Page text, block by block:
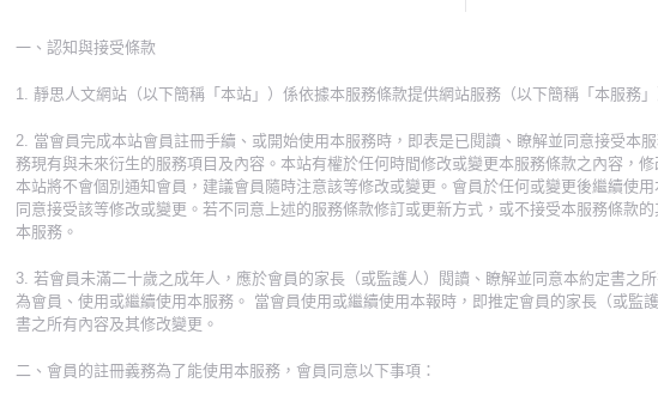
一、認知與接受條款
1. 靜思人文網站（以下簡稱「本站」）係依據本服務條款提供網站服務（以下簡稱「本服務」
2. 當會員完成本站會員註冊手續、或開始使用本服務時，即表是已閱讀、瞭解並同意接受本
務現有與未來衍生的服務項目及內容。本站有權於任何時間修改或變更本服務條款之內容，
本站將不會個別通知會員，建議會員隨時注意該等修改或變更。會員於任何或變更後繼續使
同意接受該等修改或變更。若不同意上述的服務條款修訂或更新方式，或不接受本服務條款
本服務。
3. 若會員未滿二十歲之成年人，應於會員的家長（或監護人）閱讀、瞭解並同意本約定書之
為會員、使用或繼續使用本服務。 當會員使用或繼續使用本報時，即推定會員的家長（或監
書之所有內容及其修改變更。
二、會員的註冊義務為了能使用本服務，會員同意以下事項：